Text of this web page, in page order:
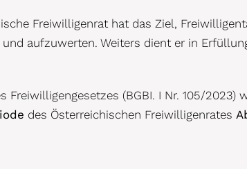
Freiwilligenrat hat das Ziel,
aufzuwerten. Weiters dient er in
Freiwilligengesetzes (BGBI. I Nr. 105/
des Österreichischen Freiwilligenrates